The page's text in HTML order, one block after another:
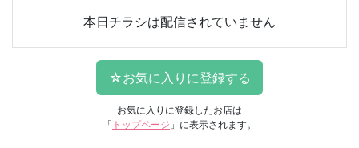
本日チラシは配信されていません
お気に入りに登録したお店は
「 トップページ 」に表示されます。